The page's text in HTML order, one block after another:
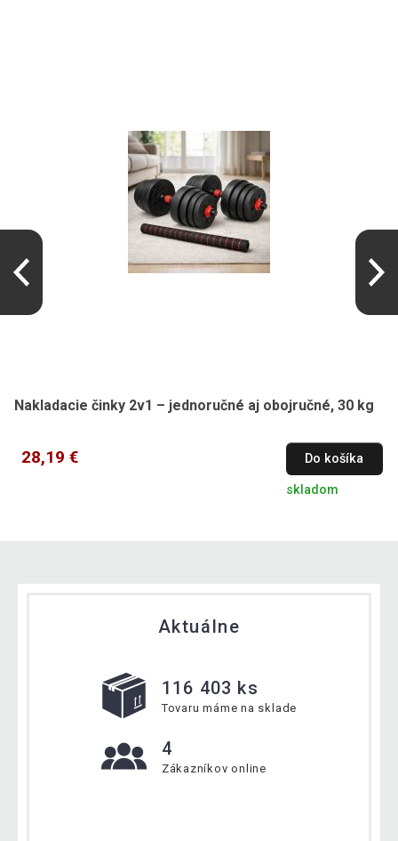
Nakladacie činky 2v1 – jednoručné aj obojručné, 30 kg
28,19 € Do košíka
skladom
Aktuálne
116 403 ks
Tovaru máme na sklade
4
Zákazníkov online